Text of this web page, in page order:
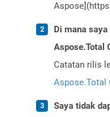
Di mana
Aspose.Total
Catatan rilis
Aspose.Total
Saya tidak